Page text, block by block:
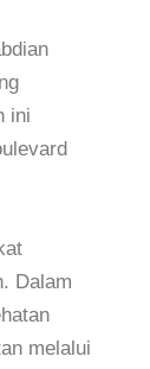
ini
Dalam
melalui